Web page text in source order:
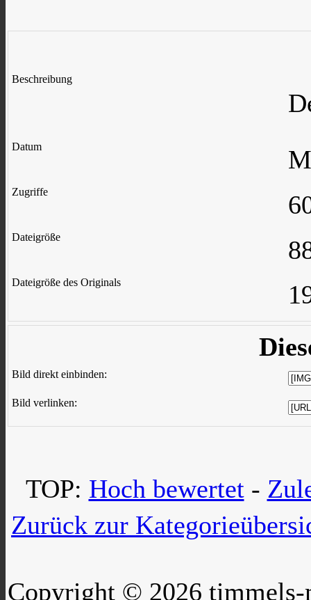
Beschreibung
Datum
Zugriffe
Dateigröße
Dateigröße des Originals
Bild direkt einbinden:
Bild verlinken:
TOP: Hoch bewertet-
Zurück zur
Copyright © 2026 timmels-